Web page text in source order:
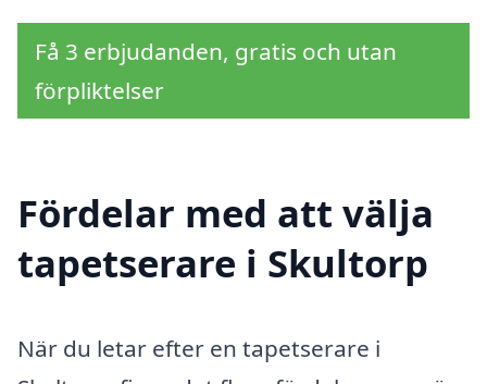
Få 3 erbjudanden, gratis och utan
förpliktelser
Fördelar med att välja
tapetserare i Skultorp
När du letar efter en tapetserare i